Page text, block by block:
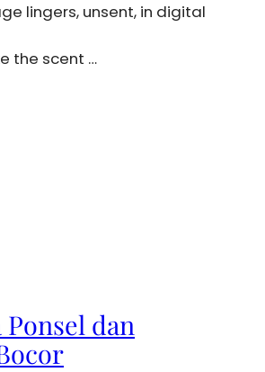
lingers, unsent, in digital
the scent …
Ponsel dan